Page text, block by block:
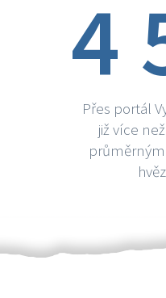
4
Přes portál
již více